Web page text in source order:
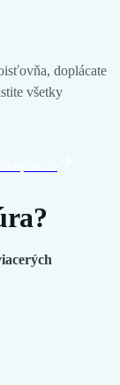
doplácate
všetky